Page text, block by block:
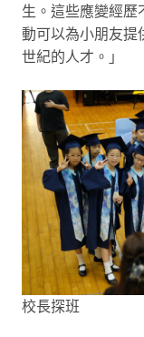
生。這些應變經歷
動可以為小朋友提
世紀的人才。」
校長探班